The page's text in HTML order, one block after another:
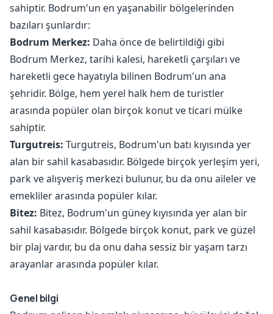
sahiptir. Bodrum'un en yaşanabilir bölgelerinden
bazıları şunlardır:
Bodrum Merkez: Daha önce de belirtildiği gibi
Bodrum Merkez, tarihi kalesi, hareketli çarşıları ve
hareketli gece hayatıyla bilinen Bodrum'un ana
şehridir. Bölge, hem yerel halk hem de turistler
arasında popüler olan birçok konut ve ticari mülke
sahiptir.
Turgutreis: Turgutreis, Bodrum'un batı kıyısında yer
alan bir sahil kasabasıdır. Bölgede birçok yerleşim yeri,
park ve alışveriş merkezi bulunur, bu da onu aileler ve
emekliler arasında popüler kılar.
Bitez: Bitez, Bodrum'un güney kıyısında yer alan bir
sahil kasabasıdır. Bölgede birçok konut, park ve güzel
bir plaj vardır, bu da onu daha sessiz bir yaşam tarzı
arayanlar arasında popüler kılar.
Genel bilgi